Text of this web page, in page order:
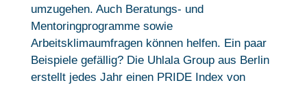
umzugehen. Auch Beratungs- und
Mentoringprogramme sowie
Arbeitsklimaumfragen können helfen. Ein paar
Beispiele gefällig? Die Uhlala Group aus Berlin
erstellt jedes Jahr einen PRIDE Index von